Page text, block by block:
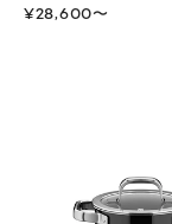
〜
¥28,600